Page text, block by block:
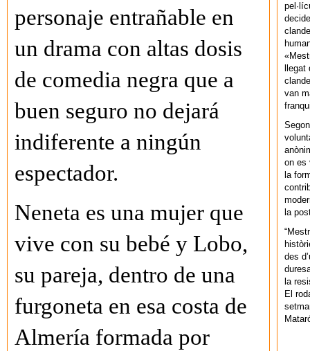
personaje entrañable en
un drama con altas dosis
de comedia negra que a
buen seguro no dejará
indiferente a ningún
espectador.
Neneta es una mujer que
vive con su bebé y Lobo,
su pareja, dentro de una
furgoneta en esa costa de
Almería formada por
van
on es
la
la
des
la
El